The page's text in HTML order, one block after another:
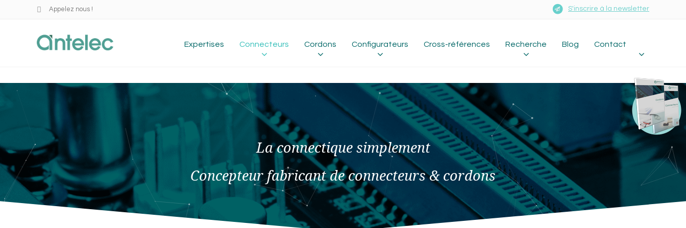
Appelez nous ! S'inscrire à la newsletter
Expertises Connecteurs Cordons Configurateurs Cross-références Recherche Blog Contact
La connectique simplement
Concepteur fabricant de connecteurs & cordons